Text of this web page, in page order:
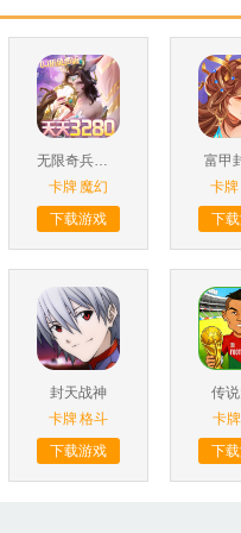
无限奇兵：降临
卡牌 魔幻
下载游戏
富甲
卡牌
下
封天战神
卡牌格斗
下载游戏
传
卡牌
下